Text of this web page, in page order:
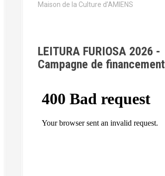
Maison de la Culture d’AMIENS
LEITURA FURIOSA 2026 -
Campagne de financement